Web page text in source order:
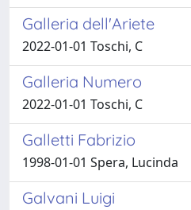
Galleria dell'Ariete
2022-01-01 Toschi, C
Galleria Numero
2022-01-01 Toschi, C
Galletti Fabrizio
1998-01-01 Spera, Lucinda
Galvani Luigi